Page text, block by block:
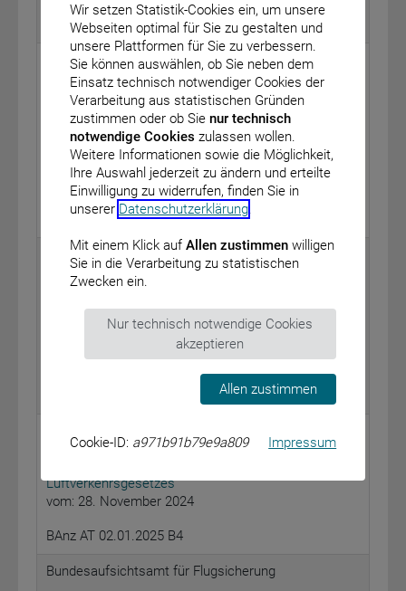
BAnz AT 02.01.2025 B1
Bundesministerium für Gesundheit
Bekanntmachung eines Beschlusses des
Gemeinsamen Bundesausschusses über eine
Änderung der Mindestmengenregelungen: Ergänzung
der Nummer 13 der Anlage
(Rektumkarzinomchirurgie)
vom: 22. November 2024
BAnz AT 02.01.2025 B2
Bundesanstalt für Finanzdienstleistungsaufsicht
Bekanntmachung über die Übertragung eines
Versicherungsbestandes
vom: 3. Dezember 2024
Golden Arches Insurance DAC, Zürich
Versicherungs-Aktiengesellschaft
Luftverkehrsgesetzes
vom: 28. November 2024
BAnz AT 02.01.2025 B4
Bundesaufsichtsamt für Flugsicherung
Wir setzen Statistik-Cookies ein, um unsere
Webseiten optimal für Sie zu gestalten und
unsere Plattformen für Sie zu verbessern.
Sie können auswählen, ob Sie neben dem
Einsatz technisch notwendiger Cookies der
Verarbeitung aus statistischen Gründen
zustimmen oder ob Sie nur technisch
notwendige Cookies zulassen wollen.
Weitere Informationen sowie die Möglichkeit,
Ihre Auswahl jederzeit zu ändern und erteilte
Einwilligung zu widerrufen, finden Sie in
unserer Datenschutzerklärung.
Mit einem Klick auf Allen zustimmenwilligen
Sie in die Verarbeitung zu statistischen
Zwecken ein.
Nur technisch notwendige Cookies
akzeptieren
Allen zustimmen
Cookie-ID: a971b91b79e9a809 Impressum